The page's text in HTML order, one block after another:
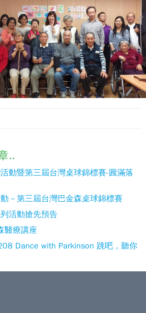
..
動暨第三屆台灣桌球錦標賽-圓滿落
－第三屆台灣巴金森桌球錦標賽
活動搶先預告
醫療講座
Dance with Parkinson 跳吧，聽你